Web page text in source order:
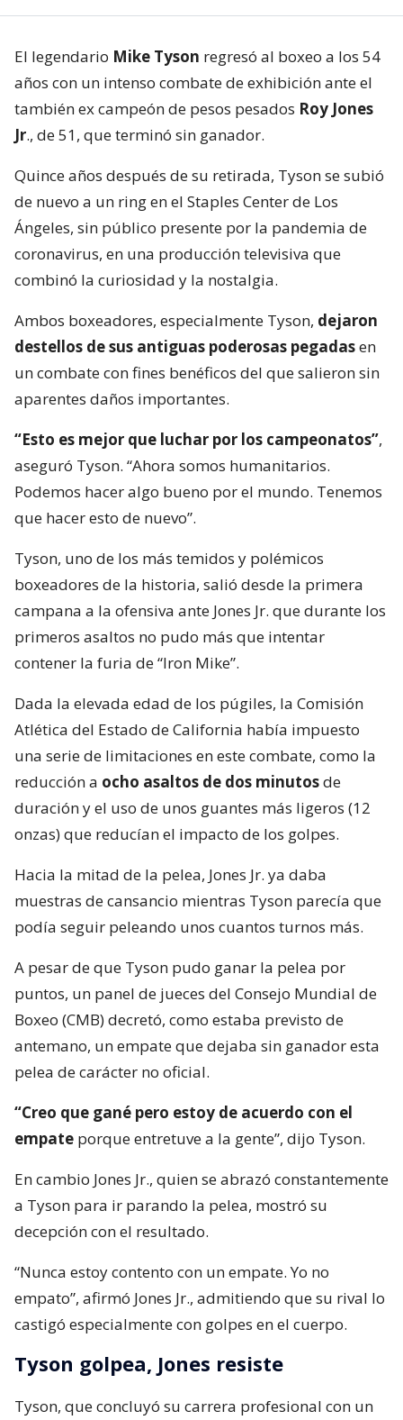
El legendario Mike Tyson regresó al boxeo a los 54
años con un intenso combate de exhibición ante el
también ex campeón de pesos pesados Roy Jones
Jr., de 51, que terminó sin ganador.
Quince años después de su retirada, Tyson se subió
de nuevo a un ring en el Staples Center de Los
Ángeles, sin público presente por la pandemia de
coronavirus, en una producción televisiva que
combinó la curiosidad y la nostalgia.
Ambos boxeadores, especialmente Tyson, dejaron
destellos de sus antiguas poderosas pegadasen
un combate con fines benéficos del que salieron sin
aparentes daños importantes.
“Esto es mejor que luchar por los campeonatos”,
aseguró Tyson. “Ahora somos humanitarios.
Podemos hacer algo bueno por el mundo. Tenemos
que hacer esto de nuevo”.
Tyson, uno de los más temidos y polémicos
boxeadores de la historia, salió desde la primera
campana a la ofensiva ante Jones Jr. que durante los
primeros asaltos no pudo más que intentar
contener la furia de “Iron Mike”.
Dada la elevada edad de los púgiles, la Comisión
Atlética del Estado de California había impuesto
una serie de limitaciones en este combate, como la
reducción a ocho asaltos de dos minutosde
duración y el uso de unos guantes más ligeros (12
onzas) que reducían el impacto de los golpes.
Hacia la mitad de la pelea, Jones Jr. ya daba
muestras de cansancio mientras Tyson parecía que
podía seguir peleando unos cuantos turnos más.
A pesar de que Tyson pudo ganar la pelea por
puntos, un panel de jueces del Consejo Mundial de
Boxeo (CMB) decretó, como estaba previsto de
antemano, un empate que dejaba sin ganador esta
pelea de carácter no oficial.
“Creo que gané pero estoy de acuerdo con el
empate porque entretuve a la gente”, dijo Tyson.
En cambio Jones Jr., quien se abrazó constantemente
a Tyson para ir parando la pelea, mostró su
decepción con el resultado.
“Nunca estoy contento con un empate. Yo no
empato”, afirmó Jones Jr., admitiendo que su rival lo
castigó especialmente con golpes en el cuerpo.
Tyson golpea, Jones resiste
Tyson, que concluyó su carrera profesional con un